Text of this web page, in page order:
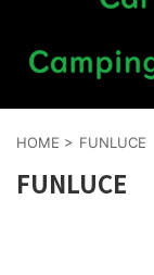
HOME > FUNLUCE
FUNLUCE